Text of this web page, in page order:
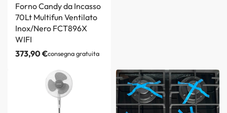
Forno Candy da Incasso
70Lt Multifun Ventilato
Inox/Nero FCT896X
WIFI
373,90€consegna gratuita